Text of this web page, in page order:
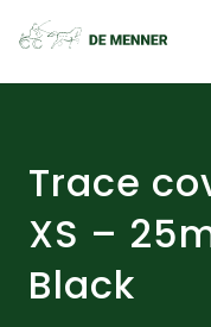
Trace
XS –
Black